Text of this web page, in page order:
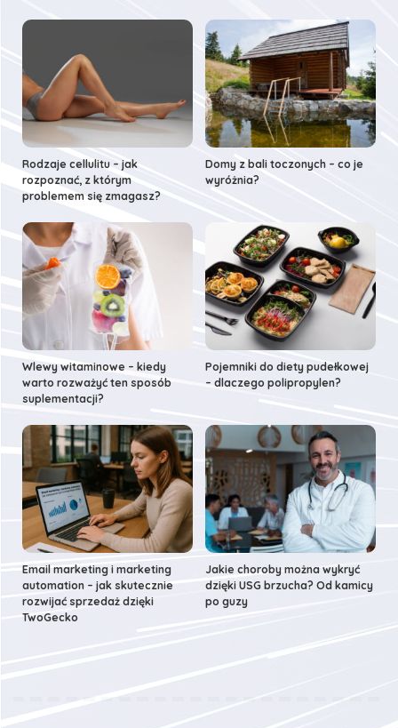
Rodzaje cellulitu – jak
rozpoznać, z którym
problemem się zmagasz?
Domy z bali toczonych – co je
wyróżnia?
Wlewy witaminowe – kiedy
warto rozważyć ten sposób
suplementacji?
Pojemniki do diety pudełkowej
– dlaczego polipropylen?
Email marketing i marketing
automation – jak skutecznie
rozwijać sprzedaż dzięki
TwoGecko
Jakie choroby można wykryć
dzięki USG brzucha? Od kamicy
po guzy